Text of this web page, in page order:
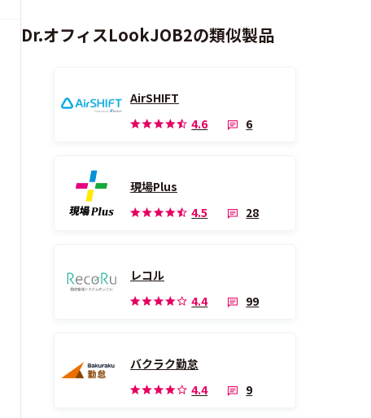
Dr.オフィスLookJOB2の類似製品
AirSHIFT
4.6
6
現場Plus
4.5
28
レコル
4.4
99
バクラク勤怠
4.4
9